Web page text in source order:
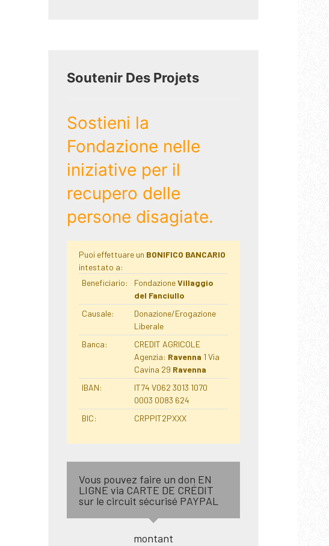
Soutenir Des Projets
Sostieni la
Fondazione nelle
iniziative per il
recupero delle
persone disagiate.
Puoi effettuare un BONIFICO BANCARIO
intestato a:
Beneficiario:
FondazioneVillaggio
del Fanciullo
Causale:
Donazione/Erogazione
Liberale
Banca:
CREDIT AGRICOLE
Agenzia: Ravenna 1 Via
Cavina 29 Ravenna
IBAN:
IT74 V062 3013 1070
0003 0083 624
BIC:
CRPPIT2PXXX
Vous pouvez faire un don EN
LIGNE via CARTE DE CRÉDIT
sur le circuit sécurisé PAYPAL
montant